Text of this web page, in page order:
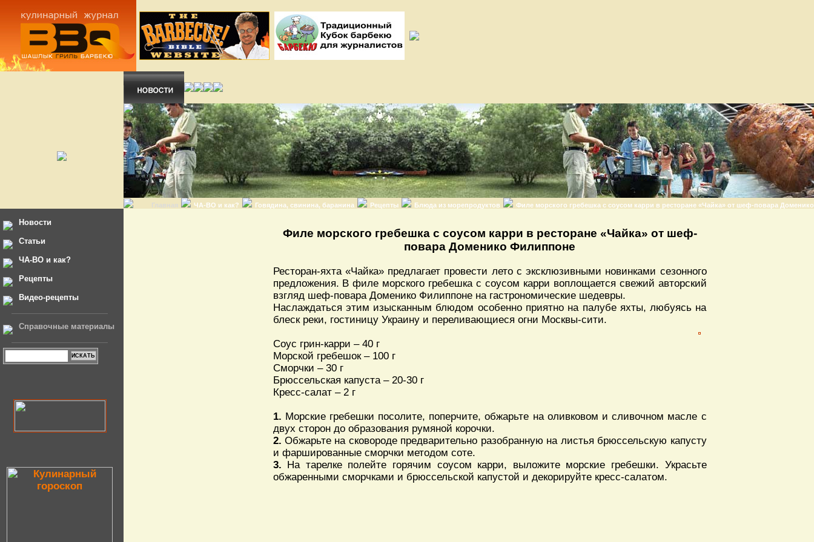
Главная ЧА-ВО и как? Говядина, свинина, баранина Рецепты Блюда из морепродуктов Филе морского гребешка с соусом карри в ресторане «Чайка» от шеф-повара
Новости
Статьи
ЧА-ВО и как?
Рецепты
Видео-рецепты
Справочные материалы
Филе морского гребешка с соусом карри в ресторане «Чайка» от шеф-
повара Доменико Филиппоне
Ресторан-яхта «Чайка» предлагает провести лето с эксклюзивными новинками сезонного
предложения. В филе морского гребешка с соусом карри воплощается свежий авторский
взгляд шеф-повара Доменико Филиппоне на гастрономические шедевры.
Наслаждаться этим изысканным блюдом особенно приятно на палубе яхты, любуясь на
блеск реки, гостиницу Украину и переливающиеся огни Москвы-сити.
Соус грин-карри – 40 г
Морской гребешок – 100 г
Сморчки – 30 г
Брюссельская капуста – 20-30 г
Кресс-салат – 2 г
1. Морские гребешки посолите, поперчите, обжарьте на оливковом и сливочном масле с
двух сторон до образования румяной корочки.
2. Обжарьте на сковороде предварительно разобранную на листья брюссельскую капусту
и фаршированные сморчки методом соте.
3. На тарелке полейте горячим соусом карри, выложите морские гребешки. Украсьте
обжаренными сморчками и брюссельской капустой и декорируйте кресс-салатом.